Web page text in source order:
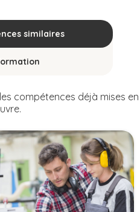
similaires
compétences déjà mises en